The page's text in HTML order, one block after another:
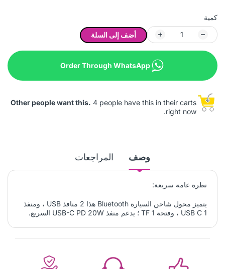
كمية
أضف إلى السلة
Order Through WhatsApp
Other people want this. 4 people have this in their carts
right now.
وصف المراجعات
نظرة عامة سريعة:
يتميز محول شاحن السيارة Bluetooth هذا 2 منافذ USB ، ومنفذ
USB C 1 ، وفتحة TF 1 ؛ يدعم منفذ USB-C PD 20W السريع.